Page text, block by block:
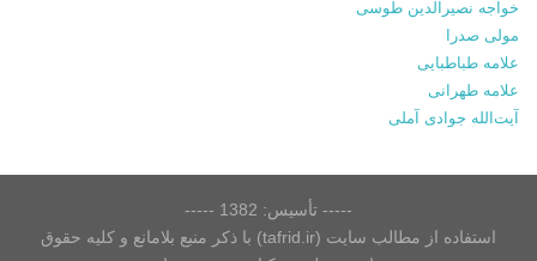
خواجه نصیرالدین طوسی
مولی صدرا
علامه طباطبایی
علامه طهرانی
آیت‌الله جوادی آملی
----- تأسیس: 1382 -----
استفاده از مطالب سایت (tafrid.ir) با ذکر منبع بلامانع و کلیه حقوق